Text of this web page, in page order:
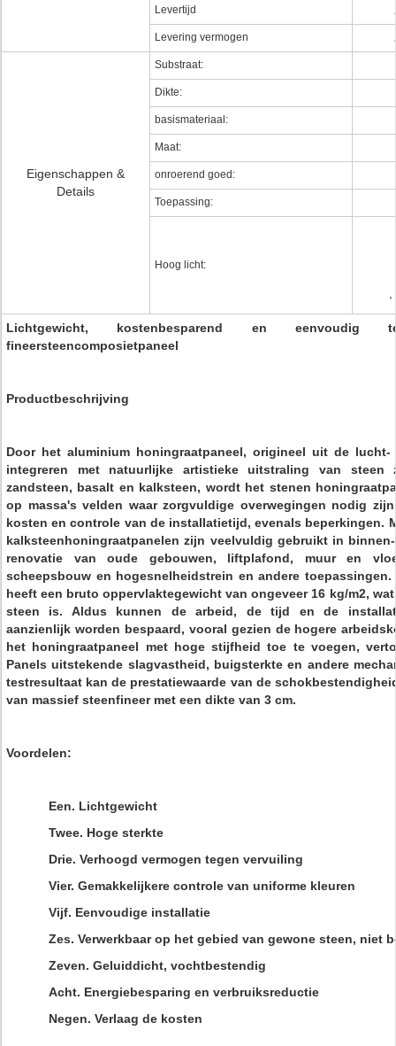
Levertijd
Levering vermogen
Eigenschappen &
Details
Substraat:
Dikte:
basismateriaal:
Maat:
onroerend goed:
Toepassing:
Hoog licht:
Lichtgewicht, kostenbesparend en eenvoudig
fineersteencomposietpaneel
Productbeschrijving
Door het aluminium honingraatpaneel, origineel uit de
integreren met natuurlijke artistieke uitstraling van steen
zandsteen, basalt en kalksteen, wordt het stenen
op massa's velden waar zorgvuldige overwegingen nodig
kosten en controle van de installatietijd, evenals beperkingen.
kalksteenhoningraatpanelen zijn veelvuldig gebruikt in
renovatie van oude gebouwen, liftplafond, muur en
scheepsbouw en hogesnelheidstrein en andere toepassingen.
heeft een bruto oppervlaktegewicht van ongeveer 16 kg/m2,
steen is. Aldus kunnen de arbeid, de tijd en de
aanzienlijk worden bespaard, vooral gezien de hogere
het honingraatpaneel met hoge stijfheid toe te voegen,
Panels uitstekende slagvastheid, buigsterkte en andere
testresultaat kan de prestatiewaarde van de
van massief steenfineer met een dikte van 3 cm.
Voordelen:
Een. Lichtgewicht
Twee. Hoge sterkte
Drie. Verhoogd vermogen tegen vervuiling
Vier. Gemakkelijkere controle van uniforme kleuren
Vijf. Eenvoudige installatie
Zes. Verwerkbaar op het gebied van gewone steen, niet
Zeven. Geluiddicht, vochtbestendig
Acht. Energiebesparing en verbruiksreductie
Negen. Verlaag de kosten